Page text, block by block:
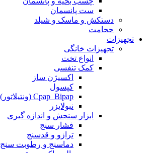
ست پانسمان
دستکش و ماسک و شیلد
حجامت
تجهیزات
تجهیزات خانگی
انواع تخت
کمک تنفسی
اکسیژن ساز
کپسول
Cpap_Bipap (ونتیلاتور)
نبولایزر
ابزار سنجش و اندازه گیری
فشار سنج
ترازو و قدسنج
دماسنج و رطوبت سنج